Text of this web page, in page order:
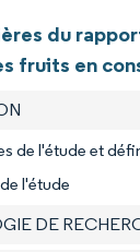
du
fruits en
de l'étude et
l'étude
DE